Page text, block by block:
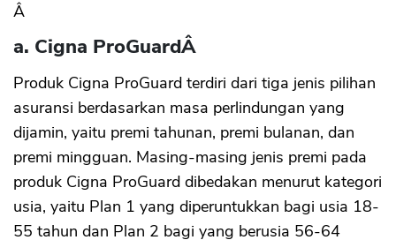
Â
a. Cigna ProGuardÂ
Produk Cigna ProGuard terdiri dari tiga jenis pilihan
asuransi berdasarkan masa perlindungan yang
dijamin, yaitu premi tahunan, premi bulanan, dan
premi mingguan. Masing-masing jenis premi pada
produk Cigna ProGuard dibedakan menurut kategori
usia, yaitu Plan 1 yang diperuntukkan bagi usia 18-
55 tahun dan Plan 2 bagi yang berusia 56-64